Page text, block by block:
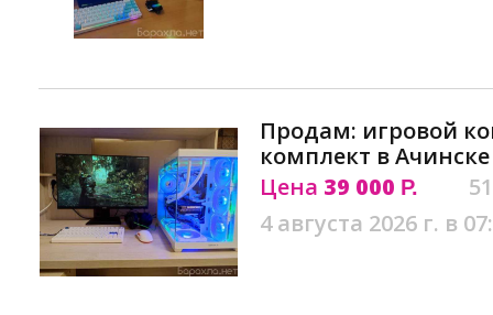
Продам: игровой
комплект в Ачинске
Цена 39 000 Р.
4 августа 2026 г. в